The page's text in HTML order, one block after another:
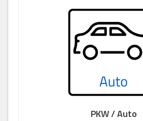
PKW / Auto